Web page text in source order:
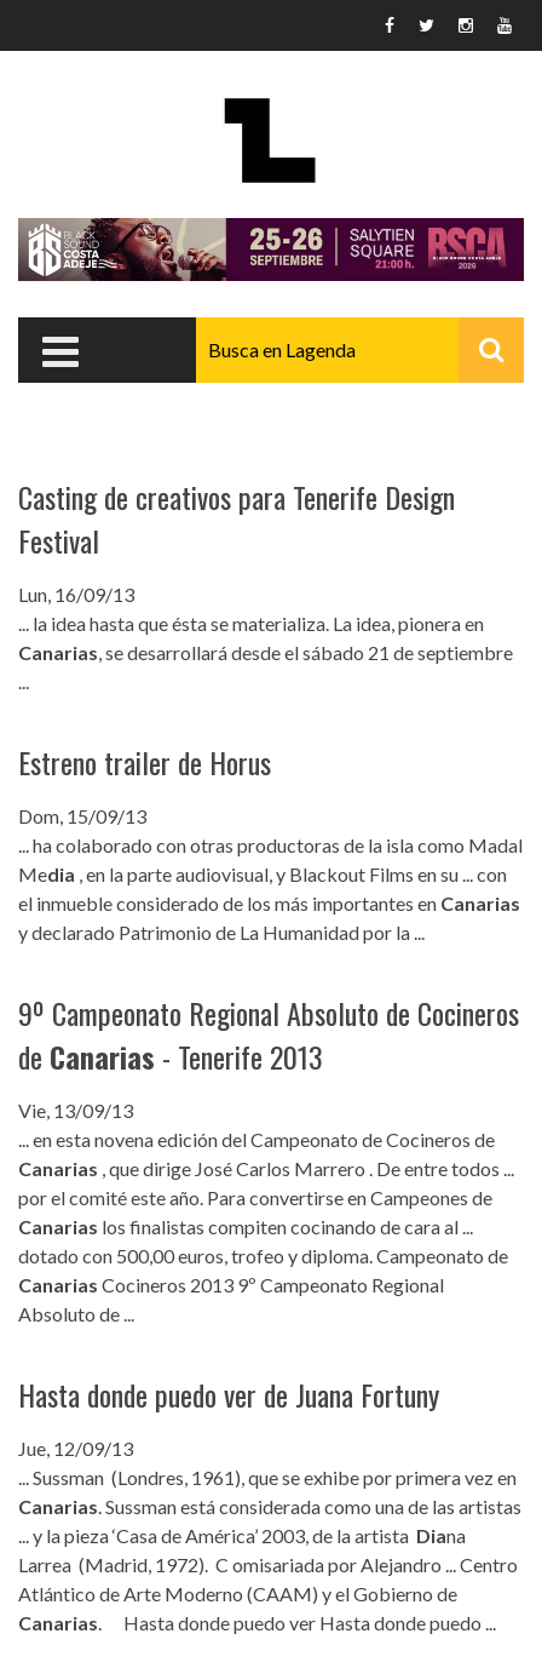
Casting de creativos para Tenerife Design
Festival
Lun, 16/09/13
... la idea hasta que ésta se materializa. La idea, pionera en
Canarias , se desarrollará desde el sábado 21 de septiembre
Estreno trailer de Horus
Dom, 15/09/13
... ha colaborado con otras productoras de la isla como Madal
Media , en la parte audiovisual, y Blackout Films en su ... con
el inmueble considerado de los más importantes en Canarias
y declarado Patrimonio de La Humanidad por la ...
9º Campeonato Regional Absoluto de Cocineros
de Canarias - Tenerife 2013
Vie, 13/09/13
... en esta novena edición del Campeonato de Cocineros de
Canarias , que dirige José Carlos Marrero . De entre todos ...
por el comité este año. Para convertirse en Campeones de
Canarias los finalistas compiten cocinando de cara al ...
dotado con 500,00 euros, trofeo y diploma. Campeonato de
Canarias Cocineros 2013 9º Campeonato Regional
Absoluto de ...
Hasta donde puedo ver de Juana Fortuny
Jue, 12/09/13
... Sussman (Londres, 1961), que se exhibe por primera vez en
Canarias . Sussman está considerada como una de las artistas
... y la pieza ‘Casa de América’ 2003, de la artista Diana
Larrea (Madrid, 1972). C omisariada por Alejandro ... Centro
Atlántico de Arte Moderno (CAAM) y el Gobierno de
Canarias . Hasta donde puedo ver Hasta donde puedo ...